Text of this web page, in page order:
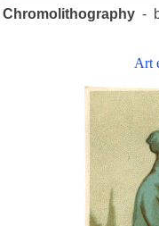
Chromolithography -
Art